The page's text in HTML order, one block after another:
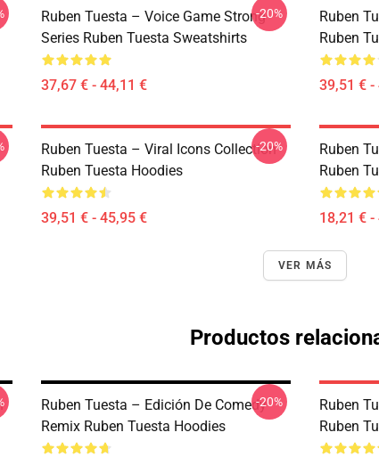
Ruben Tuesta – Voice Game Strong
Series Ruben Tuesta Sweatshirts
37,67 € - 44,11 €
-20%
Ruben
Ruben
39,51 € -
Ruben Tuesta – Viral Icons Collection
Ruben Tuesta Hoodies
39,51 € - 45,95 €
-20%
Ruben
Ruben
18,21 € -
VER MÁS
Productos
Ruben Tuesta – Edición De Comedy
Remix Ruben Tuesta Hoodies
-20%
Ruben
Ruben